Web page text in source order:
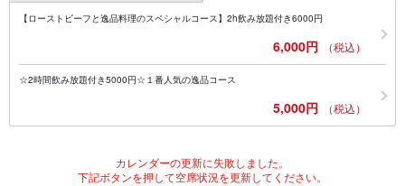
【ローストビーフと逸品料理のスペシャルコース】2h飲み放題付き6000円
6,000円 （税込）
☆2時間飲み放題付き5000円☆１番人気の逸品コース
5,000円 （税込）
カレンダーの更新に失敗しました。
下記ボタンを押して空席状況を更新してください。